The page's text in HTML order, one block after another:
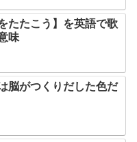
たたこう】を英語で歌
味
脳がつくりだした色だ